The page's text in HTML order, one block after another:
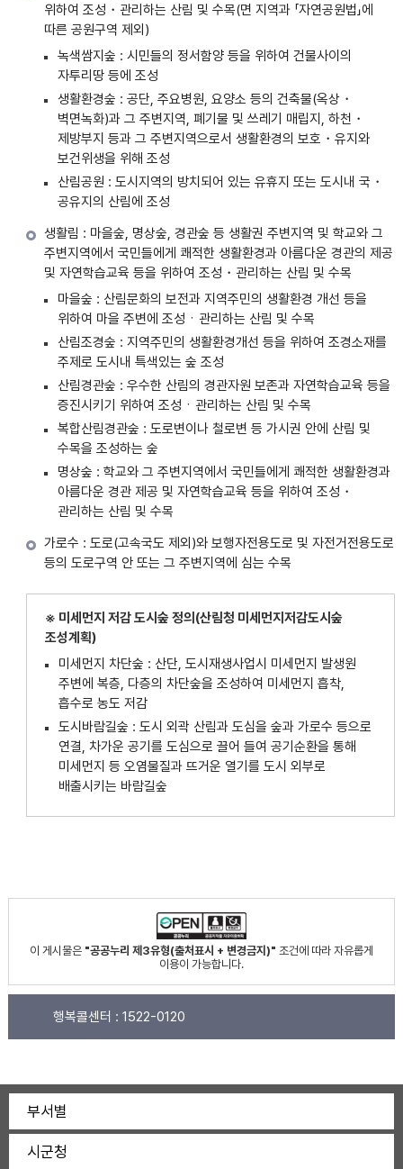
위하여 조성・관리하는 산림 및 수목(면 지역과 「자연공원법」에
따른 공원구역 제외)
녹색쌈지숲 : 시민들의 정서함양 등을 위하여 건물사이의
자투리땅 등에 조성
생활환경숲 : 공단, 주요병원, 요양소 등의 건축물(옥상・
벽면녹화)과 그 주변지역, 폐기물 및 쓰레기 매립지, 하천・
제방부지 등과 그 주변지역으로서 생활환경의 보호・유지와
보건위생을 위해 조성
산림공원 : 도시지역의 방치되어 있는 유휴지 또는 도시내 국・
공유지의 산림에 조성
생활림 : 마을숲, 명상숲, 경관숲 등 생활권 주변지역 및 학교와 그
주변지역에서 국민들에게 쾌적한 생활환경과 아름다운 경관의 제공
및 자연학습교육 등을 위하여 조성・관리하는 산림 및 수목
마을숲 : 산림문화의 보전과 지역주민의 생활환경 개선 등을
위하여 마을 주변에 조성ㆍ관리하는 산림 및 수목
산림조경숲 : 지역주민의 생활환경개선 등을 위하여 조경소재를
주제로 도시내 특색있는 숲 조성
산림경관숲 : 우수한 산림의 경관자원 보존과 자연학습교육 등을
증진시키기 위하여 조성ㆍ관리하는 산림 및 수목
복합산림경관숲 : 도로변이나 철로변 등 가시권 안에 산림 및
수목을 조성하는 숲
명상숲 : 학교와 그 주변지역에서 국민들에게 쾌적한 생활환경과
아름다운 경관 제공 및 자연학습교육 등을 위하여 조성・
관리하는 산림 및 수목
가로수 : 도로(고속국도 제외)와 보행자전용도로 및 자전거전용도로
등의 도로구역 안 또는 그 주변지역에 심는 수목
※ 미세먼지 저감 도시숲 정의(산림청 미세먼지저감도시숲
조성계획)
미세먼지 차단숲 : 산단, 도시재생사업시 미세먼지 발생원
주변에 복층, 다층의 차단숲을 조성하여 미세먼지 흡착,
흡수로 농도 저감
도시바람길숲 : 도시 외곽 산림과 도심을 숲과 가로수 등으로
연결, 차가운 공기를 도심으로 끌어 들여 공기순환을 통해
미세먼지 등 오염물질과 뜨거운 열기를 도시 외부로
배출시키는 바람길숲
이 게시물은 "공공누리 제3유형(출처표시 + 변경금지)" 조건에 따라 자유롭게
이용이 가능합니다.
행복콜센터 : 1522-0120
부서별
시군청